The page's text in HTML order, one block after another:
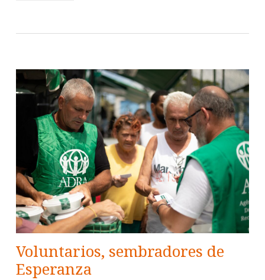
Voluntarios, sembradores de
Esperanza